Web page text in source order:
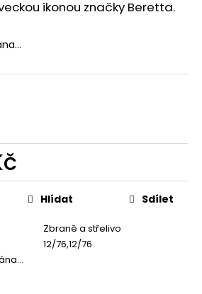
ikonou značky Beretta.
Zbraně a střelivo
12/76,12/76
Hlídat Sdílet